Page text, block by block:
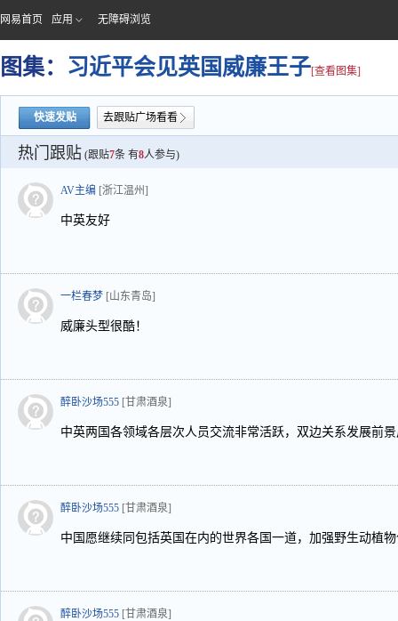
网易首页 应用 无障碍浏览
图集： 习近平会见英国威廉王子[查看图集]
快速发贴 去跟贴广场看看
热门跟贴 (跟贴7条 有8人参与)
AV主编 [浙江温州]
中英友好
一栏春梦 [山东青岛]
威廉头型很酷！
醉卧沙场555 [甘肃酒泉]
中英两国各领域各层次人员交流非常活跃，双边关系发展前
醉卧沙场555 [甘肃酒泉]
中国愿继续同包括英国在内的世界各国一道，加强野生动植
醉卧沙场555 [甘肃酒泉]